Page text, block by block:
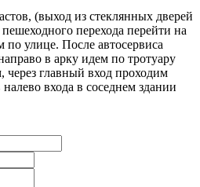
(выход из стеклянных дверей
перехода перейти на
по улице. После автосервиса
в арку идем по тротуару
главный вход проходим
входа в соседнем здании